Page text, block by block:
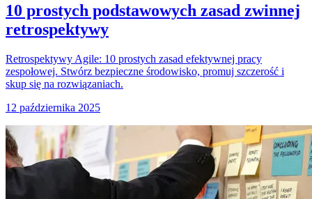
10 prostych podstawowych zasad zwinnej
retrospektywy
Retrospektywy Agile: 10 prostych zasad efektywnej pracy
zespołowej. Stwórz bezpieczne środowisko, promuj szczerość i
skup się na rozwiązaniach.
12 października 2025